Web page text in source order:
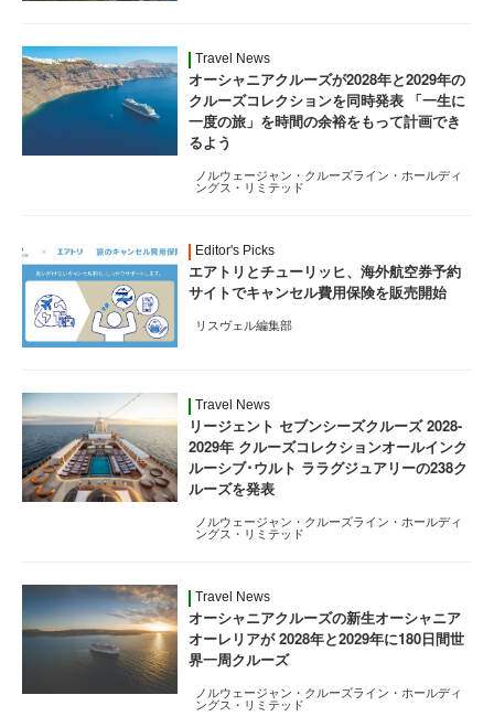
Travel News
オーシャニアクルーズが2028年と2029年の
クルーズコレクションを同時発表 「一生に
一度の旅」を時間の余裕をもって計画でき
るよう
ノルウェージャン・クルーズライン・ホールディ
ングス・リミテッド
Editor's Picks
エアトリとチューリッヒ、海外航空券予約
サイトでキャンセル費用保険を販売開始
リスヴェル編集部
Travel News
リージェント セブンシーズクルーズ 2028-
2029年 クルーズコレクションオールインク
ルーシブ･ウルト ララグジュアリーの238ク
ルーズを発表
ノルウェージャン・クルーズライン・ホールディ
ングス・リミテッド
Travel News
オーシャニアクルーズの新生オーシャニア
オーレリアが 2028年と2029年に180日間世
界一周クルーズ
ノルウェージャン・クルーズライン・ホールディ
ングス・リミテッド